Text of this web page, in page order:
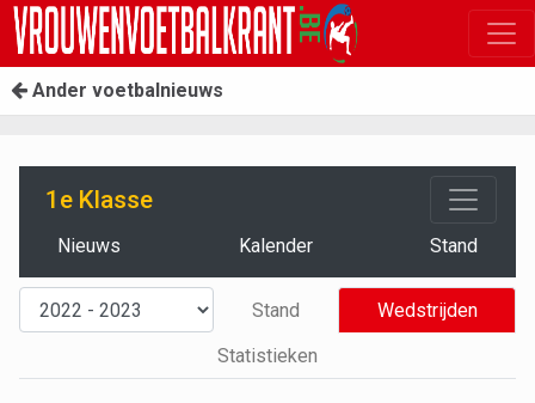
Ander voetbalnieuws
1e Klasse
Nieuws Kalender Stand
Stand
Wedstrijden
Statistieken